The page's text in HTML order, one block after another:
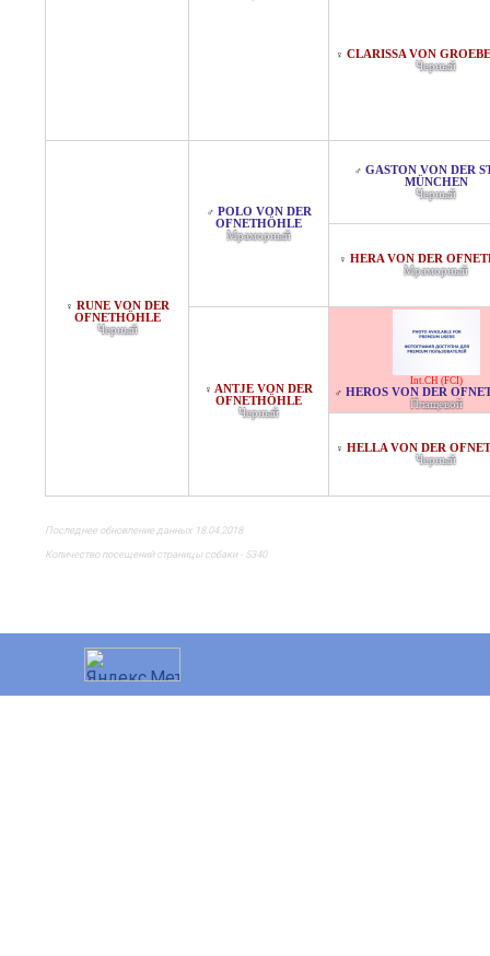
♀ CLARISSA VON
Черный
♀ RUNE VON DER
OFNETHÖHLE
Черный
♂ POLO VON DER
OFNETHÖHLE
Мраморный
♂ GASTON VON DER
MÜNCHEN
Черный
♀ HERA VON DER
Мраморный
♀ ANTJE VON DER
OFNETHÖHLE
Черный
Int.CH (FCI)
♂ HEROS VON DER
Плащевой
♀ HELLA VON DER
Черный
Последнее обновление данных 18.04.2018
Количество посещений страницы собаки - 5340